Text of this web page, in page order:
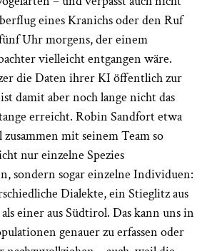
eines Kranichs oder den Ruf
Uhr morgens, der einem
vielleicht entgangen wäre.
die Daten ihrer KI öffentlich zur
damit aber noch lange nicht das
erreicht. Robin Sandfort etwa
zusammen mit seinem Team so
nur einzelne Spezies
sondern sogar einzelne Individuen:
Dialekte, ein Stieglitz aus
einer aus Südtirol. Das kann uns in
genauer zu erfassen oder